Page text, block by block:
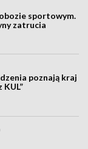
sportowym.
zatrucia
poznają kraj